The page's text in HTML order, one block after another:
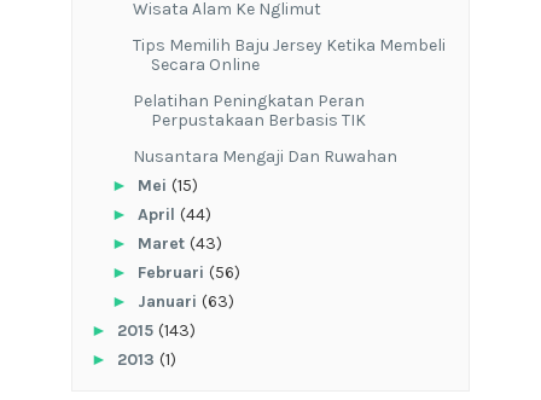
Wisata Alam Ke Nglimut
Tips Memilih Baju Jersey Ketika Membeli
Secara Online
Pelatihan Peningkatan Peran
Perpustakaan Berbasis TIK
Nusantara Mengaji Dan Ruwahan
► Mei (15)
► April (44)
► Maret (43)
► Februari (56)
► Januari (63)
► 2015 (143)
► 2013 (1)